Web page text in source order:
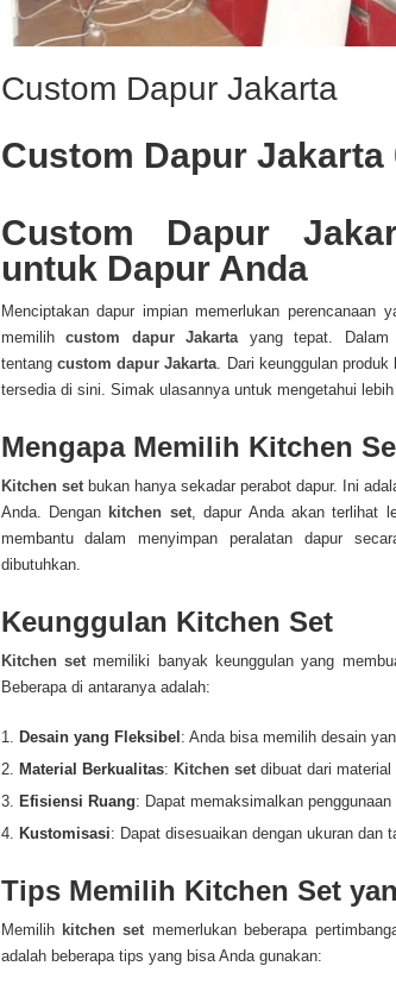
Custom Dapur Jakarta
Custom Dapur Jakarta
Custom Dapur
untuk Dapur Anda
Menciptakan dapur impian memerlukan perencanaan
memilihcustom dapur Jakartayang tepat. Dalam
tentang custom dapur Jakarta. Dari keunggulan
tersedia di sini. Simak ulasannya untuk mengetahui
Mengapa Memilih Kitchen
Kitchen setbukan hanya sekadar perabot dapur. Ini
Anda. Dengan kitchen set, dapur Anda akan terlihat
membantu dalam menyimpan peralatan dapur
dibutuhkan.
Keunggulan Kitchen Set
Kitchen setmemiliki banyak keunggulan yang
Beberapa di antaranya adalah:
Desain yang Fleksibel : Anda bisa memilih desain
Material Berkualitas: Kitchen setdibuat dari material
Efisiensi Ruang: Dapat memaksimalkan penggunaan
Kustomisasi: Dapat disesuaikan dengan ukuran dan
Tips Memilih Kitchen Set
Memilih kitchen setmemerlukan beberapa
adalah beberapa tips yang bisa Anda gunakan: